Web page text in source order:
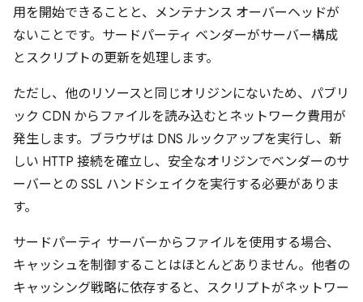
用を開始できることと、メンテナンス オーバーヘッドが
ないことです。サードパーティ ベンダーがサーバー構成
とスクリプトの更新を処理します。
ただし、他のリソースと同じオリジンにないため、パブリ
ック CDN からファイルを読み込むとネットワーク費用が
発生します。ブラウザは DNS ルックアップを実行し、新
しい HTTP 接続を確立し、安全なオリジンでベンダーのサ
ーバーとの SSL ハンドシェイクを実行する必要がありま
す。
サードパーティ サーバーからファイルを使用する場合、
キャッシュを制御することはほとんどありません。他者の
キャッシング戦略に依存すると、スクリプトがネットワー